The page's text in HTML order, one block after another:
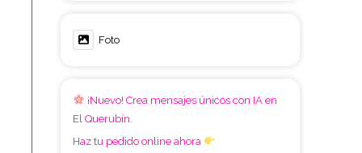
Foto
¡Nuevo! Crea mensajes únicos con IA en
El Querubín.
Haz tu pedido online ahora